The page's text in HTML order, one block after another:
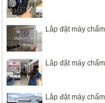
Lắp đặt máy
Lắp đặt máy
Lắp đặt máy